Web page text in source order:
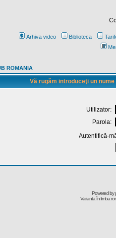
Arhiva video Biblioteca
ROMANIA
Vă rugăm introduceţi un
Utilizator:
Parola:
Autentifică-
Powered by
Varianta în limba